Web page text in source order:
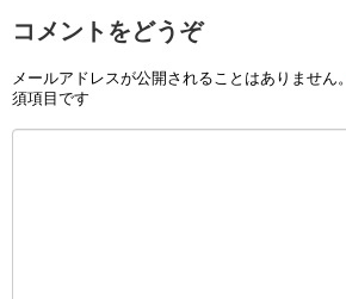
コメントをどうぞ
メールアドレスが公開されることはありません。
須項目です